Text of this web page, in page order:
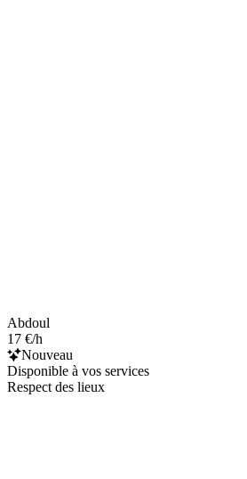
Abdoul
17 €/h
Nouveau
Disponible à vos services
Respect des lieux